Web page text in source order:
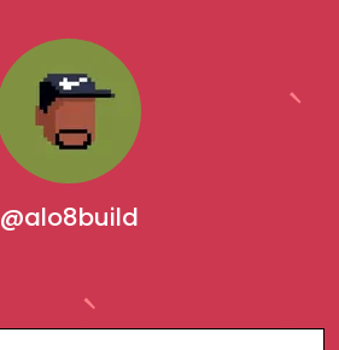
@alo8build